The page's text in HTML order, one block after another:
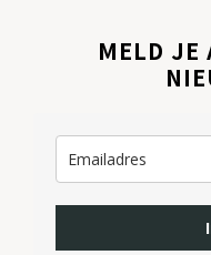
MELD JE